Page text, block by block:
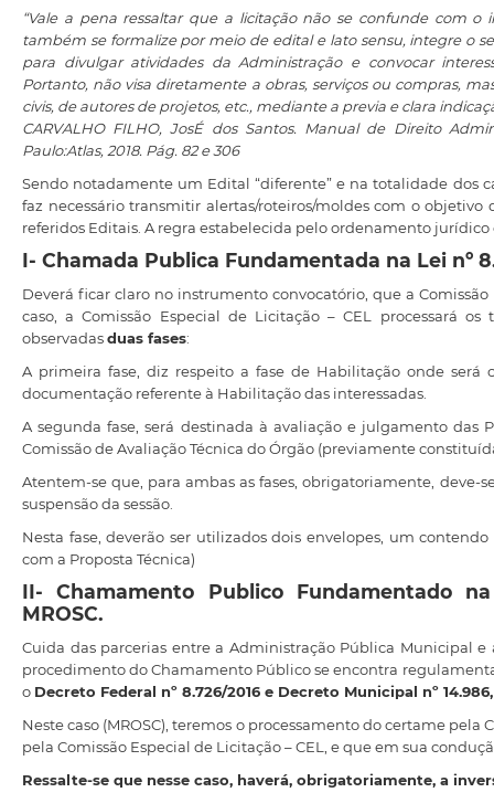
“Vale a pena ressaltar que a licitação não se confunde com
também se formalize por meio de edital e lato sensu, integre o
para divulgar atividades da Administração e convocar
Portanto, não visa diretamente a obras, serviços ou compras,
civis, de autores de projetos, etc., mediante a previa e clara
CARVALHO FILHO, JosÉ dos Santos. Manual de Direito
Paulo:Atlas, 2018. Pág. 82 e 306
Sendo notadamente um Edital “diferente” e na totalidade dos
faz necessário transmitir alertas/roteiros/moldes com o
referidos Editais. A regra estabelecida pelo ordenamento jurídico
I- Chamada Publica Fundamentada na Lei nº
Deverá ficar claro no instrumento convocatório, que a
caso, a Comissão Especial de Licitação – CEL processará
observadasduas fases:
A primeira fase, diz respeito a fase de Habilitação onde será
documentação referente à Habilitação das interessadas.
A segunda fase, será destinada à avaliação e julgamento das
Comissão de Avaliação Técnica do Órgão (previamente
Atentem-se que, para ambas as fases, obrigatoriamente, deve-
suspensão da sessão.
Nesta fase, deverão ser utilizados dois envelopes, um
com a Proposta Técnica)
II- Chamamento Publico Fundamentado
MROSC.
Cuida das parcerias entre a Administração Pública Municipal e
procedimento do Chamamento Público se encontra
o Decreto Federal nº 8.726/2016 e Decreto Municipal nº
Neste caso (MROSC), teremos o processamento do certame pela
pela Comissão Especial de Licitação – CEL, e que em sua
Ressalte-se que nesse caso, haverá, obrigatoriamente, a